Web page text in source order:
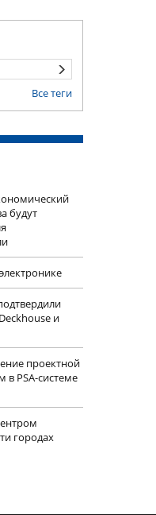
Все теги
будут
и
проектной
в PSA-системе
городах